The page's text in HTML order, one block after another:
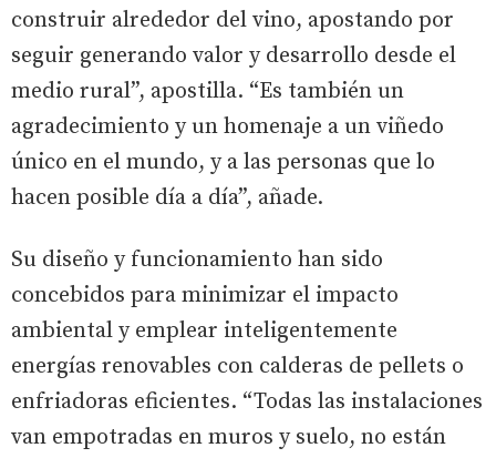
construir alrededor del vino, apostando por
seguir generando valor y desarrollo desde el
medio rural”, apostilla. “Es también un
agradecimiento y un homenaje a un viñedo
único en el mundo, y a las personas que lo
hacen posible día a día”, añade.
Su diseño y funcionamiento han sido
concebidos para minimizar el impacto
ambiental y emplear inteligentemente
energías renovables con calderas de pellets o
enfriadoras eficientes. “Todas las instalaciones
van empotradas en muros y suelo, no están